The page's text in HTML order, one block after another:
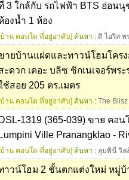
3 ใกล้กับ รถไฟฟ้า BTS อ่อน
องน้ำ 1 ห้อง
าน คอนโด ที่อยู่อาศับ] ค้นหา : ดิ ไอริส
ายบ้านแฝดและทาวน์โฮมโครง
ะดวก เดอะ บลิซ ซิกเนเจอร์พร
ช้สอย 205 ตร.เมตร
[บ้าน คอนโด ที่อยู่อาศับ] ค้นหา : The
DSL-1319 (365-039) ขาย คอน
Lumpini Ville Pranangklao -
าน คอนโด ที่อยู่อาศับ] ค้นหา : ลุมพินี วิล
าวน์โฮม 2 ชั้นตกแต่งใหม่ หมู่บ้